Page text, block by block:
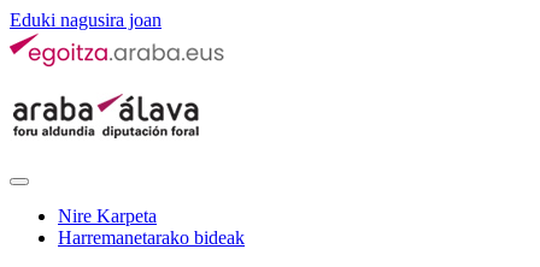
Eduki nagusira joan
Nire Karpeta
Harremanetarako bideak